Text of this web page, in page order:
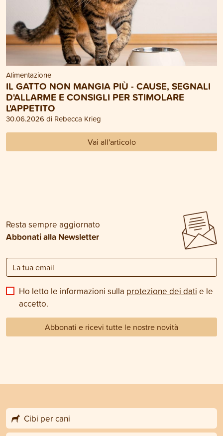
Alimentazione
IL GATTO NON MANGIA PIÙ - CAUSE, SEGNALI
D'ALLARME E CONSIGLI PER STIMOLARE
L'APPETITO
30.06.2026 di Rebecca Krieg
Vai all'articolo
Resta sempre aggiornato
Abbonati alla Newsletter
Ho letto le informazioni sulla protezione dei dati e le
accetto.
Abbonati e ricevi tutte le nostre novità
Cibi per cani